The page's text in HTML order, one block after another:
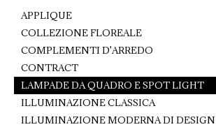
APPLIQUE
COLLEZIONE FLOREALE
COMPLEMENTI D'ARREDO
CONTRACT
LAMPADE DA QUADRO E SPOT LIGHT
ILLUMINAZIONE CLASSICA
ILLUMINAZIONE MODERNA DI DESIGN